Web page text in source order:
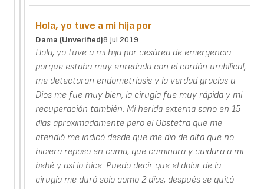
Hola, yo tuve a mi hija por
Dama (unverified)8 Jul 2019
Hola, yo tuve a mi hija por cesárea de emergencia
porque estaba muy enredada con el cordón umbilical,
me detectaron endometriosis y la verdad gracias a
Dios me fue muy bien, la cirugía fue muy rápida y mi
recuperación también. Mi herida externa sano en 15
días aproximadamente pero el Obstetra que me
atendió me indicó desde que me dio de alta que no
hiciera reposo en cama, que caminara y cuidara a mi
bebé y así lo hice. Puedo decir que el dolor de la
cirugía me duró solo como 2 días, después se quitó